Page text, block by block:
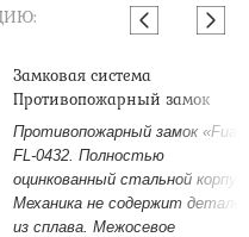
Замковая система
Противопожарный замок
Противопожарный замок
FL-0432. Полностью
оцинкованный стальной корпус.
Механика не содержит деталей
из сплава. Межосевое